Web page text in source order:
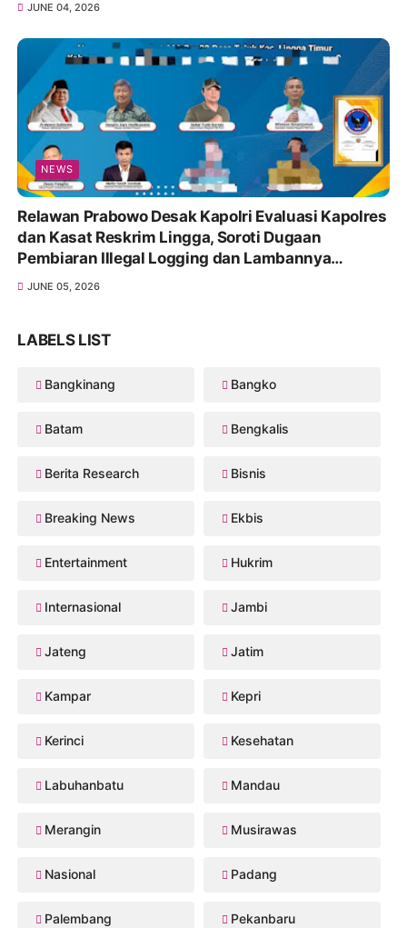
JUNE 04, 2026
NEWS
Relawan Prabowo Desak Kapolri Evaluasi Kapolres
dan Kasat Reskrim Lingga, Soroti Dugaan
Pembiaran Illegal Logging dan Lambannya
Penanganan Korupsi
JUNE 05, 2026
LABELS LIST
Bangkinang Bangko
Batam Bengkalis
Berita Research Bisnis
Breaking News Ekbis
Entertainment Hukrim
Internasional Jambi
Jateng Jatim
Kampar Kepri
Kerinci Kesehatan
Labuhanbatu Mandau
Merangin Musirawas
Nasional Padang
Palembang Pekanbaru